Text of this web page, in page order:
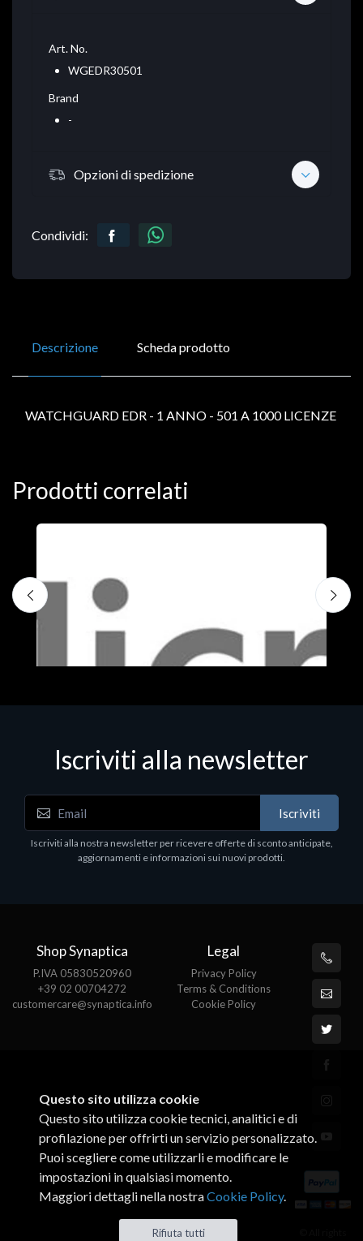
Art. No.
WGEDR30501
Brand
-
Opzioni di spedizione
Condividi:
Descrizione Scheda prodotto
WATCHGUARD EDR - 1 ANNO - 501 A 1000 LICENZE
Prodotti correlati
Software - Office Productivity
MS OFFICE H&S 2021 ESD
Iscriviti alla newsletter
Iscriviti
Iscriviti alla nostra newsletter per ricevere offerte di sconto anticipate,
aggiornamenti e informazioni sui nuovi prodotti.
Shop Synaptica
P.IVA 05830520960
+39 02 00704272
customercare@synaptica.info
Legal
Privacy Policy
Terms & Conditions
Cookie Policy
Questo sito utilizza cookie
Questo sito utilizza cookie tecnici, analitici e di
profilazione per offrirti un servizio personalizzato.
Puoi scegliere come utilizzarli e modificare le
impostazioni in qualsiasi momento.
Maggiori dettagli nella nostraCookie Policy.
Rifiuta tutti